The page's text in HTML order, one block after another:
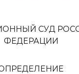
СУД
ФЕДЕРАЦИИ